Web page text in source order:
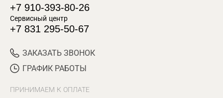
+7 910-393-80-26
Сервисный центр
+7 831 295-50-67
ЗАКАЗАТЬ ЗВОНОК
ГРАФИК РАБОТЫ
ПРИНИМАЕМ К ОПЛАТЕ